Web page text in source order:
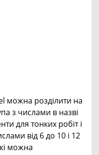
можна розділити на
з числами в назві
для тонких робіт і
від 6 до 10 і 12
можна